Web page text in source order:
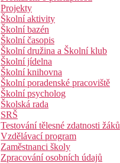
Projekty
Školní aktivity
Školní bazén
Školní časopis
Školní družina a Školní klub
Školní jídelna
Školní knihovna
Školní poradenské pracoviště
Školní psycholog
Školská rada
SRŠ
Testování tělesné zdatnosti žáků
Vzdělávací program
Zaměstnanci školy
Zpracování osobních údajů